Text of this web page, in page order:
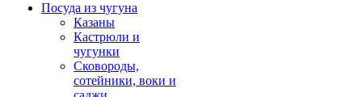
Посуда из чугуна
Казаны
Кастрюли и
чугунки
Сковороды,
сотейники, воки и